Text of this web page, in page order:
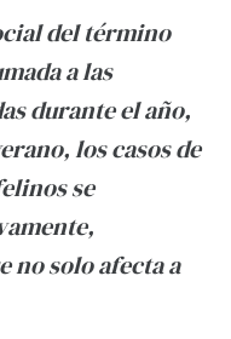
del término
a las
durante el año,
los casos de
se
no solo afecta a